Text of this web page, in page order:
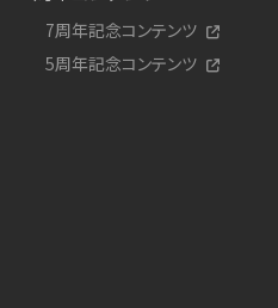
7周年記念コンテンツ
5周年記念コンテンツ